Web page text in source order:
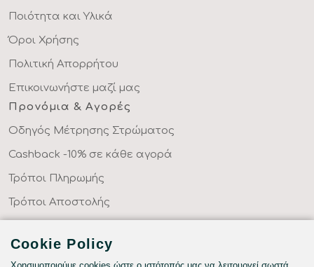
Ποιότητα και Υλικά
Όροι Χρήσης
Πολιτική Απορρήτου
Επικοινωνήστε μαζί μας
Προνόμια & Αγορές
Οδηγός Μέτρησης Στρώματος
Cashback -10% σε κάθε αγορά
Τρόποι Πληρωμής
Τρόποι Αποστολής
Συχνές Ερωτήσεις
Cookie Policy